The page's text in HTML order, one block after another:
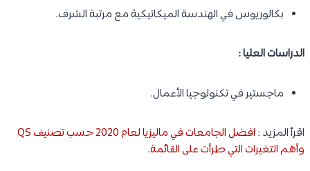
بكالوريوس في الهندسة الميكانيكية مع مرتبة الشرف.
الدراسات العليا :
ماجستير في تكنولوجيا الأعمال.
اقرأ المزيد :
افضل الجامعات في ماليزيا لعام 2020 حسب تصنيف QS
وأهم التغيرات التي طرأت على القائمة.